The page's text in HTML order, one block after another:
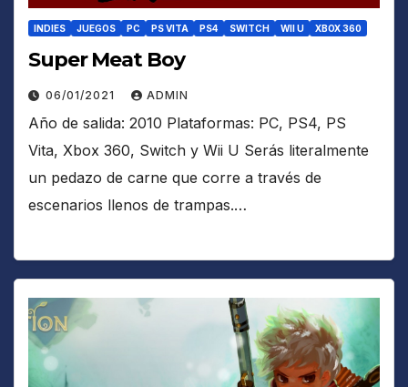
INDIES JUEGOS PC PS VITA PS4 SWITCH WII U XBOX 360
Super Meat Boy
06/01/2021 ADMIN
Año de salida: 2010 Plataformas: PC, PS4, PS
Vita, Xbox 360, Switch y Wii U Serás literalmente
un pedazo de carne que corre a través de
escenarios llenos de trampas.…